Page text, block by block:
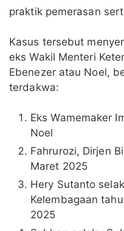
praktik pemerasan
Kasus tersebut
eks Wakil Menteri
Ebenezer atau Noel,
terdakwa:
Eks Wamemaker
Noel
Fahrurozi, Dirjen
Maret 2025
Hery Sutanto
Kelembagaan
2025